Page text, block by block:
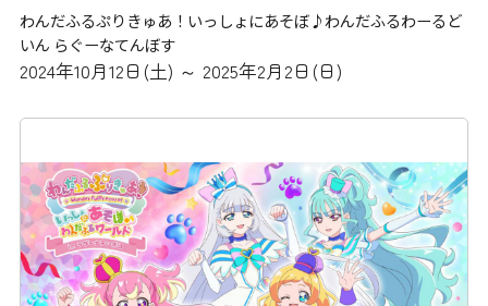
わんだふるぷりきゅあ！いっしょにあそぼ♪わんだふるわーるど
いん らぐーなてんぼす
2024年10月12日(土) ～ 2025年2月2日(日)